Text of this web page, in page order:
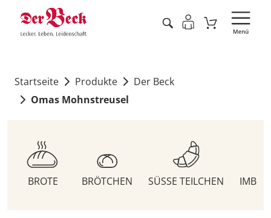
Startseite Produkte
Der Beck
Omas Mohnstreusel
BROTE BRÖTCHEN SÜSSE TEILCHEN